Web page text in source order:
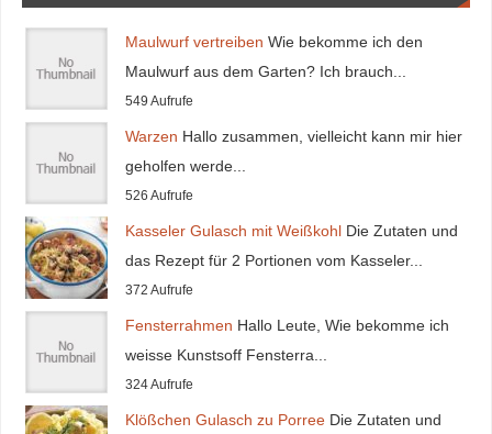
Maulwurf vertreiben Wie bekomme ich den
Maulwurf aus dem Garten? Ich brauch...
549 Aufrufe
Warzen Hallo zusammen, vielleicht kann mir hier
geholfen werde...
526 Aufrufe
Kasseler Gulasch mit Weißkohl Die Zutaten und
das Rezept für 2 Portionen vom Kasseler...
372 Aufrufe
Fensterrahmen Hallo Leute, Wie bekomme ich
weisse Kunstsoff Fensterra...
324 Aufrufe
Klößchen Gulasch zu Porree Die Zutaten und